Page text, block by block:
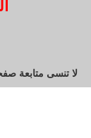
لا تنسى متابعة